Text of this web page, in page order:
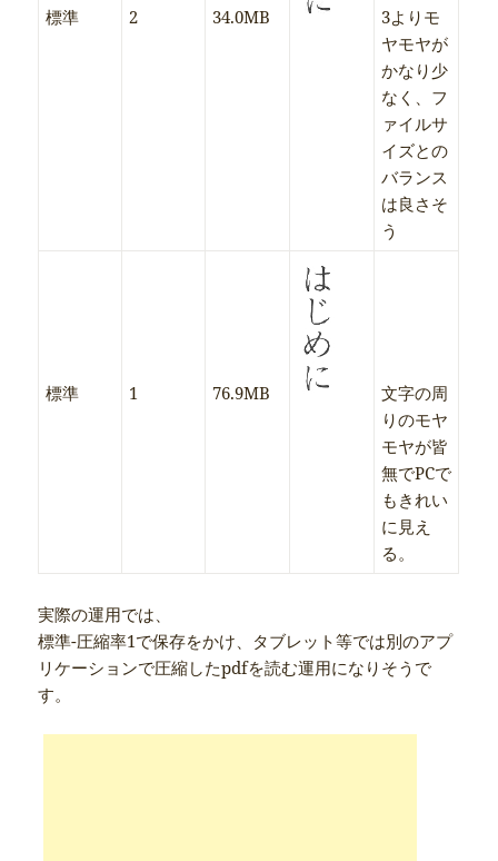
標準 2 34.0MB
3よりモ
ヤモヤが
かなり少
なく、フ
ァイルサ
イズとの
バランス
は良さそ
う
標準 1 76.9MB
文字の周
りのモヤ
モヤが皆
無でPCで
もきれい
に見え
る。
実際の運用では、
標準-圧縮率1で保存をかけ、タブレット等では別のアプ
リケーションで圧縮したpdfを読む運用になりそうで
す。